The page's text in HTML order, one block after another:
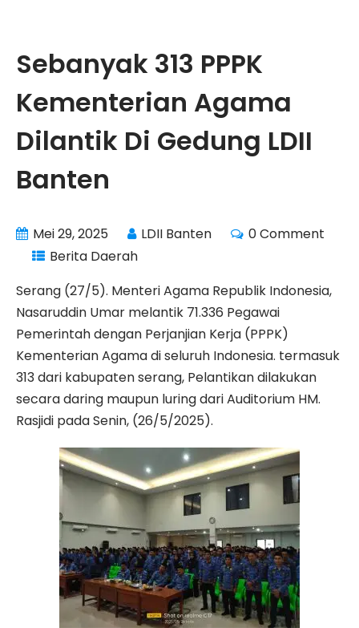
Sebanyak 313 PPPK
Kementerian Agama
Dilantik Di Gedung LDII
Banten
Mei 29, 2025 LDII Banten
0 Comment
Berita Daerah
Serang (27/5). Menteri Agama Republik Indonesia,
Nasaruddin Umar melantik 71.336 Pegawai
Pemerintah dengan Perjanjian Kerja (PPPK)
Kementerian Agama di seluruh Indonesia. termasuk
313 dari kabupaten serang, Pelantikan dilakukan
secara daring maupun luring dari Auditorium HM.
Rasjidi pada Senin, (26/5/2025).